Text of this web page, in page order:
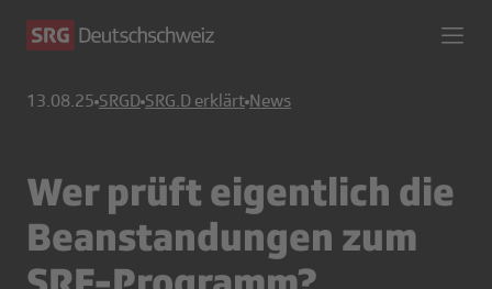
13.08.25 SRGD SRG.D erklärt News
Wer prüft eigentlich die
Beanstandungen zum